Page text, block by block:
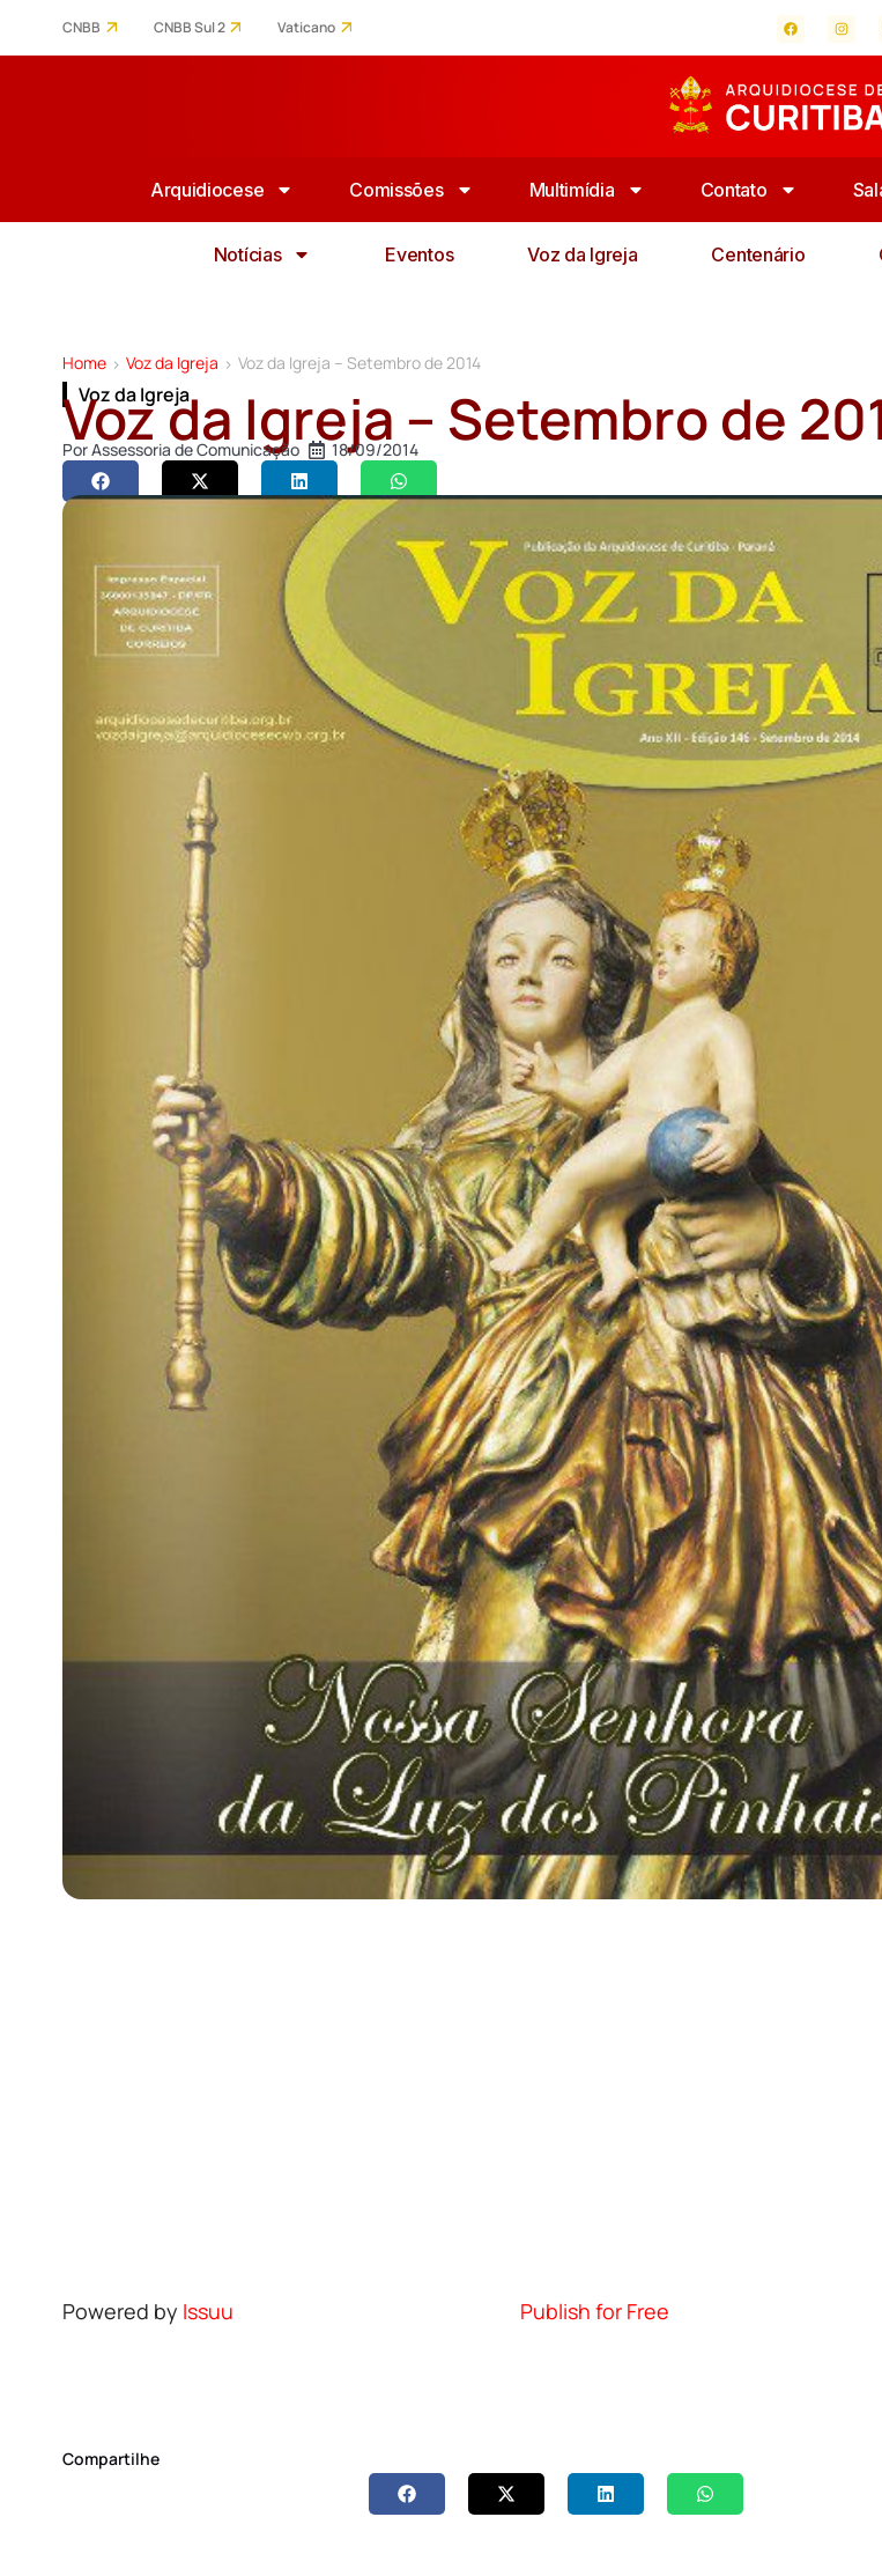
CNBB CNBB Sul 2 Vaticano
Arquidiocese Comissões Multimídia Contato
Notícias Eventos Voz da Igreja Centenário
Home > Voz da Igreja > Voz da Igreja – Setembro de 2014
Voz da Igreja
Voz da Igreja – Setembro de
PorAssessoria de Comunicação 18/09/2014
Powered by Issuu Publish for Free
Compartilhe